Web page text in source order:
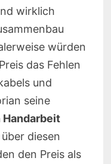
wirklich
würden
das Fehlen
und
seine
Handarbeit
diesen
den Preis als